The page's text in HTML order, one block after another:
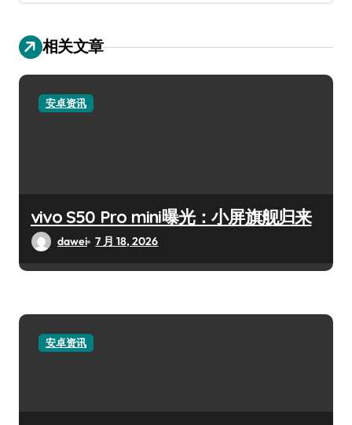
相关文章
安卓资讯
vivo S50 Pro mini曝光：小屏旗舰归来
dawei 7 月 18, 2026
安卓资讯